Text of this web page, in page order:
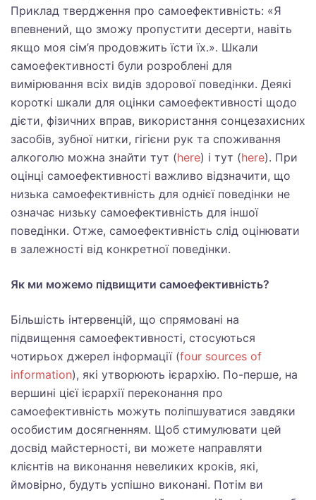
Приклад твердження про самоефективність: «Я
впевнений, що зможу пропустити десерти, навіть
якщо моя сім’я продовжить їсти їх.». Шкали
самоефективності були розроблені для
вимірювання всіх видів здорової поведінки. Деякі
короткі шкали для оцінки самоефективності щодо
дієти, фізичних вправ, використання сонцезахисних
засобів, зубної нитки, гігієни рук та споживання
алкоголю можна знайти тут (here) і тут (here). При
оцінці самоефективності важливо відзначити, що
низька самоефективність для однієї поведінки не
означає низьку самоефективність для іншої
поведінки. Отже, самоефективність слід оцінювати
в залежності від конкретної поведінки.
Як ми можемо підвищити самоефективність?
Більшість інтервенцій, що спрямовані на
підвищення самоефективності, стосуються
чотирьох джерел інформації (four sources of
information), які утворюють ієрархію. По-перше, на
вершині цієї ієрархії переконання про
самоефективність можуть поліпшуватися завдяки
особистим досягненням. Щоб стимулювати цей
досвід майстерності, ви можете направляти
клієнтів на виконання невеликих кроків, які,
ймовірно, будуть успішно виконані. Потім ви